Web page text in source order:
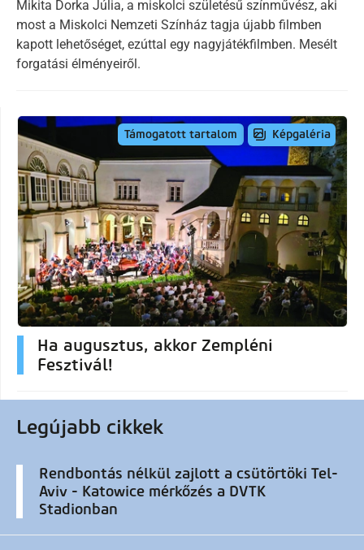
Mikita Dorka Júlia, a miskolci születésű színművész, aki
most a Miskolci Nemzeti Színház tagja újabb filmben
kapott lehetőséget, ezúttal egy nagyjátékfilmben. Mesélt
forgatási élményeiről.
Támogatott tartalom Képgaléria
Ha augusztus, akkor Zempléni
Fesztivál!
Legújabb cikkek
Rendbontás nélkül zajlott a csütörtöki Tel-
Aviv - Katowice mérkőzés a DVTK
Stadionban